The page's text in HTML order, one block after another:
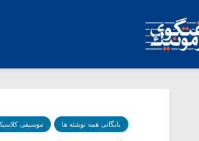
بایگانی همه نوشته ها موسیقی